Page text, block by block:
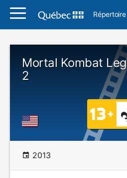
Mortal Kombat
2
2013